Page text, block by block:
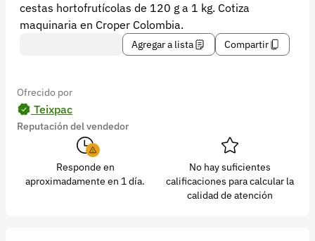
cestas hortofrutícolas de 120 g a 1 kg. Cotiza
maquinaria en Croper Colombia.
Agregar a lista Compartir
Ofrecido por
Teixpac
Reputación del vendedor
Responde en
aproximadamente en 1 día.
No hay suficientes
calificaciones para calcular la
calidad de atención
contacto@croper.com
© 2026 Croper.com Todos los derechos reservados
Síguenos